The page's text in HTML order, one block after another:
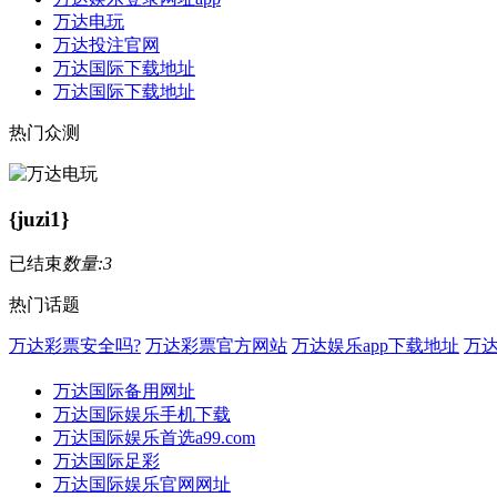
万达电玩
万达投注官网
万达国际下载地址
万达国际下载地址
热门众测
{juzi1}
已结束数量:3
热门话题
万达彩票安全吗? 万达彩票官方网站 万达娱乐app下载地址 万
万达国际备用网址
万达国际娱乐手机下载
万达国际娱乐首选a99.com
万达国际足彩
万达国际娱乐官网网址